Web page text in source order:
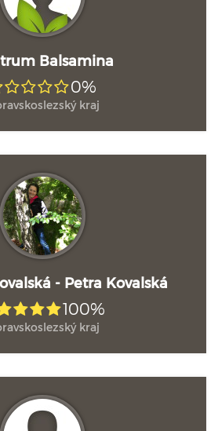
Balsamina
0%
kraj
- Petra Kovalská
100%
kraj